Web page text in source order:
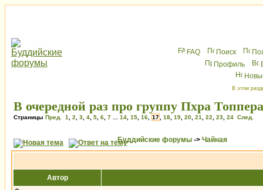
FAQ Поиск
Профиль
В этом
В очередной раз про группу Пхра Топпера
Страницы Пред. 1 2 3 4 5 6 7 14 15 16 17 18 19 20 21 22 23 24 След.
Буддийские форумы -> Чайная
Автор